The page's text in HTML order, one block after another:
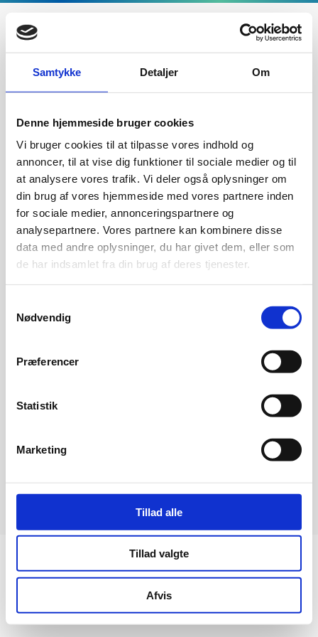
Samtykke Detaljer Om
Denne hjemmeside bruger cookies
Vi bruger cookies til at tilpasse vores indhold og
annoncer, til at vise dig funktioner til sociale medier og til
at analysere vores trafik. Vi deler også oplysninger om
din brug af vores hjemmeside med vores partnere inden
for sociale medier, annonceringspartnere og
analysepartnere. Vores partnere kan kombinere disse
data med andre oplysninger, du har givet dem, eller som
de har indsamlet fra din brug af deres tjenester.
Nødvendig
Præferencer
Statistik
Marketing
Tillad alle
Tillad valgte
Afvis
Förstasida/Varmegjenvinning
375 34 Mörrum
+46 (0)8-5000 1520
Info@exodraft.se
Produkter
Aktörer